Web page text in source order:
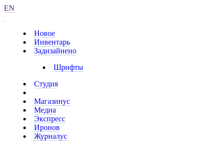
EN
Новое
Инвентарь
Задизайнено
Шрифты
Студия
Магазинус
Медиа
Экспресс
Иронов
Журналус